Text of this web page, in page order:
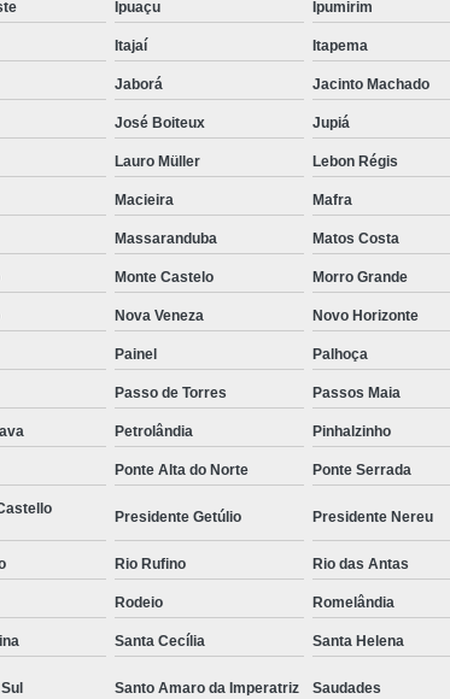
Ipuaçu Ipumirim
Itajaí Itapema
Jaborá Jacinto Machado
José Boiteux Jupiá
Lauro Müller Lebon Régis
Macieira Mafra
Massaranduba Matos Costa
Monte Castelo Morro Grande
Nova Veneza Novo Horizonte
Painel Palhoça
Passo de Torres Passos Maia
Petrolândia Pinhalzinho
Ponte Alta do Norte Ponte Serrada
Presidente Getúlio Presidente Nereu
Rio Rufino Rio das Antas
Rodeio Romelândia
Santa Cecília Santa Helena
Santo Amaro da Imperatriz Saudades